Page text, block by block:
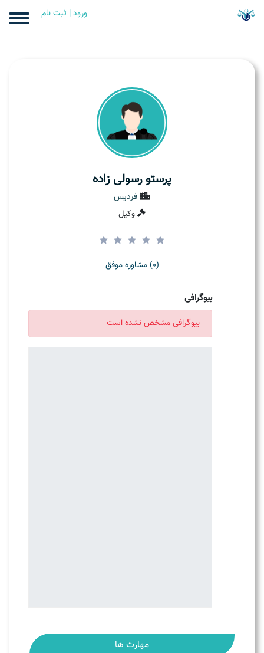
ورود | ثبت نام
پرستو رسولی زاده
فردیس
وکیل
(0) مشاوره موفق
بیوگرافی
بیوگرافی مشخص نشده است
مهارت ها